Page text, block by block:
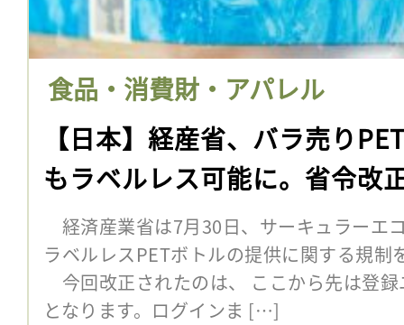
食品・消費財・アパレル
【日本】経産省、バラ売り
もラベルレス可能に。省令改
経済産業省は7月30日、サーキュラーエ
ラベルレスPETボトルの提供に関する規制
今回改正されたのは、 ここから先は登
となります。ログインま […]